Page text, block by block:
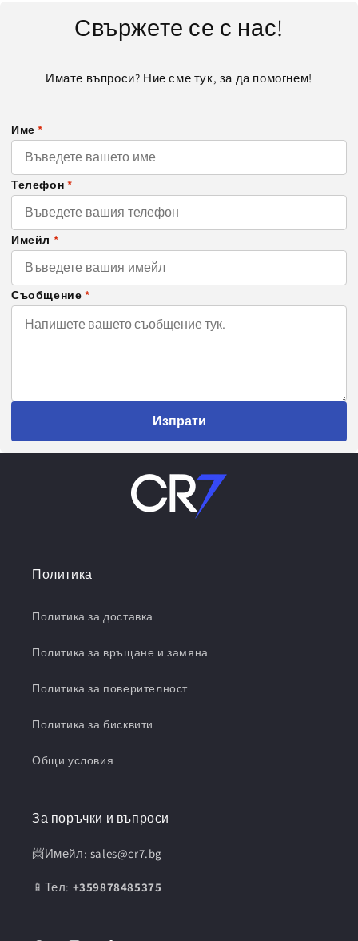
Свържете се с нас!
Имате въпроси? Ние сме тук, за да помогнем!
Име*
Телефон *
Имейл *
Съобщение *
Изпрати
Политика
Политика за доставка
Политика за връщане и замяна
Политика за поверителност
Политика за бисквити
Общи условия
За поръчки и въпроси
📨Имейл: sales@cr7.bg
📱Тел: +359878485375